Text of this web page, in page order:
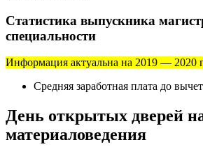
Статистика выпускника
специальности
Информация актуальна на 2019 — 2020
Средняя заработная плата до
День открытых дверей
материаловедения